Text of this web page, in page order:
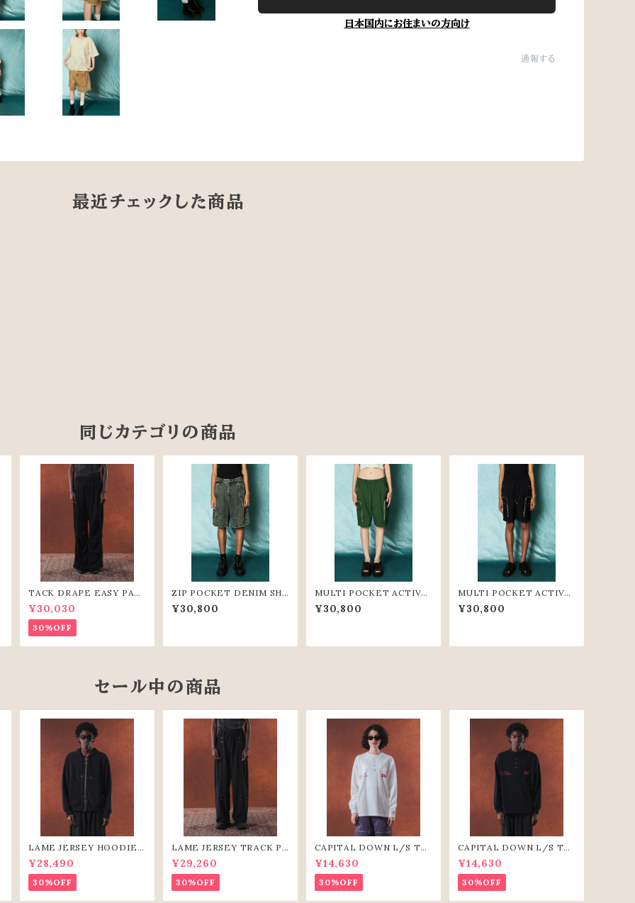
日本国内にお住まいの方向け
通報する
最近チェックした商品
同じカテゴリの商品
TACK DRAPE EASY PAN
TS(BLK)
¥30,030
30%OFF
ZIP POCKET DENIM SH
ORT PANTS（GRY）
¥30,800
MULTI POCKET ACTIVE
SHORT PANTS(GRN)
¥30,800
MULTI POCKET ACTIVE
SHORT PANTS(BLK)
¥30,800
セール中の商品
LAME JERSEY HOODIE
(BLK)
¥28,490
30%OFF
LAME JERSEY TRACK PA
NTS（BLK）
¥29,260
30%OFF
CAPITAL DOWN L/S TE
E（WHT）
¥14,630
30%OFF
CAPITAL DOWN L/S TE
E(BLK)
¥14,630
30%OFF